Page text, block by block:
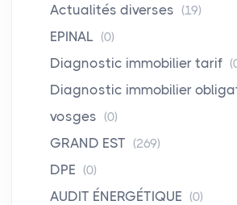
Actualités diverses (19)
EPINAL (0)
Diagnostic immobilier tarif
Diagnostic immobilier
vosges (0)
GRAND EST (269)
DPE (0)
AUDIT ÉNERGÉTIQUE (0)